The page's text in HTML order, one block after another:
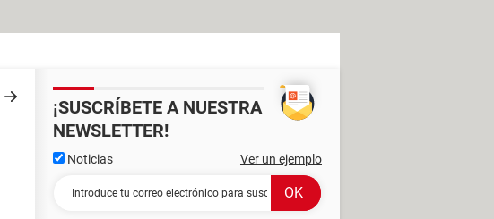
¡SUSCRÍBETE A NUESTRA
NEWSLETTER!
Noticias Ver un ejemplo